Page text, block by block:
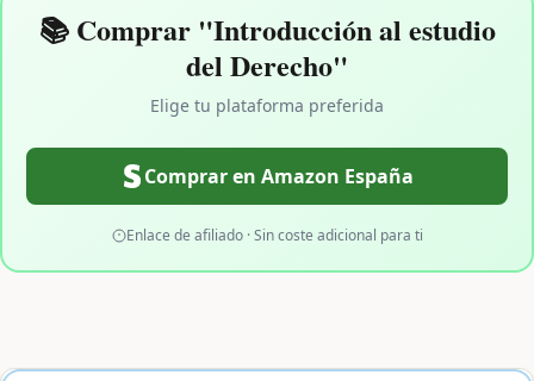
📚 Comprar "Introducción al estudio
del Derecho"
Elige tu plataforma preferida
Comprar en Amazon España
Enlace de afiliado · Sin coste adicional para ti